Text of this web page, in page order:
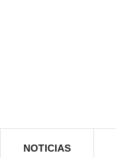
NOTICIAS